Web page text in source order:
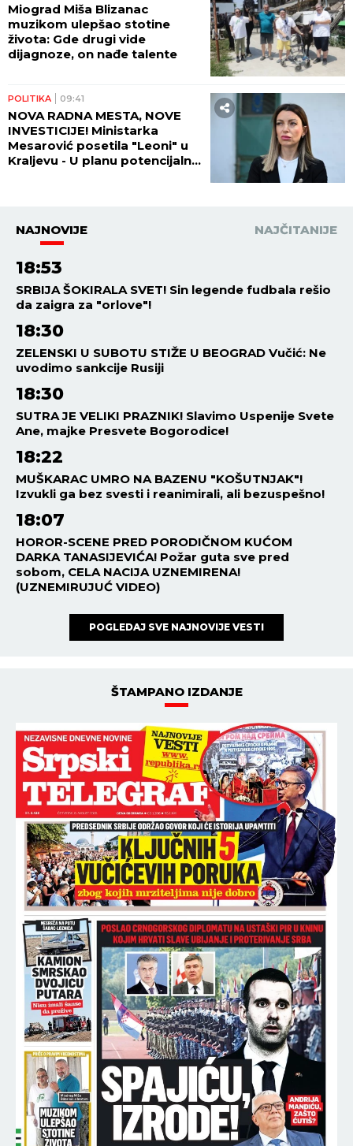
Miograd Miša Blizanac
muzikom ulepšao stotine
života: Gde drugi vide
dijagnoze, on nađe talente
POLITIKA 09:41
NOVA RADNA MESTA, NOVE
INVESTICIJE! Ministarka
Mesarović posetila "Leoni" u
Kraljevu - U planu potencijalna
NAJNOVIJE NAJČITANIJE
18:53
SRBIJA ŠOKIRALA SVET! Sin legende fudbala rešio
da zaigra za "orlove"!
18:30
ZELENSKI U SUBOTU STIŽE U BEOGRAD Vučić: Ne
uvodimo sankcije Rusiji
18:30
SUTRA JE VELIKI PRAZNIK! Slavimo Uspenije Svete
Ane, majke Presvete Bogorodice!
18:22
MUŠKARAC UMRO NA BAZENU "KOŠUTNJAK"!
Izvukli ga bez svesti i reanimirali, ali bezuspešno!
18:07
HOROR-SCENE PRED PORODIČNOM KUĆOM
DARKA TANASIJEVIĆA! Požar guta sve pred
sobom, CELA NACIJA UZNEMIRENA!
(UZNEMIRUJUĆ VIDEO)
POGLEDAJ SVE NAJNOVIJE VESTI
ŠTAMPANO IZDANJE